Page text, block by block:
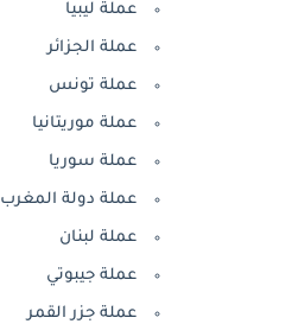
عملة ليبيا
عملة الجزائر
عملة تونس
عملة موريتانيا
عملة سوريا
عملة دولة المغرب
عملة لبنان
عملة جيبوتي
عملة جزر القمر